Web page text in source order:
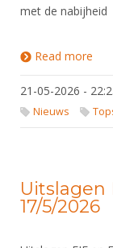
met de nabijheid
Read more
21-05-2026 -
Nieuws
Uitslagen
17/5/2026